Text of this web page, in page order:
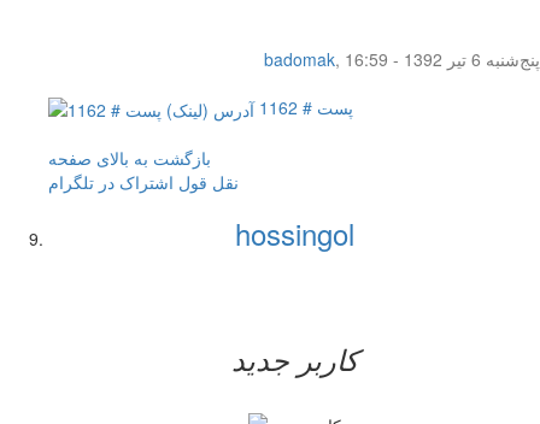
badomak,
پنج‌شنبه 6 تیر 1392 - 16:59
پست # 1162
بازگشت به بالای صفحه
نقل قول اشتراک در تلگرام
hossingol
کاربر جدید